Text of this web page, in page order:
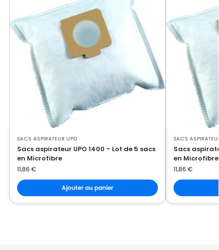
SACS ASPIRATEUR UPO
Sacs aspirateur UPO 1400 – Lot de 5 sacs
en Microfibre
11,86 €
Ajouter au panier
SACS
Sacs
en Microfibre
11,86 €